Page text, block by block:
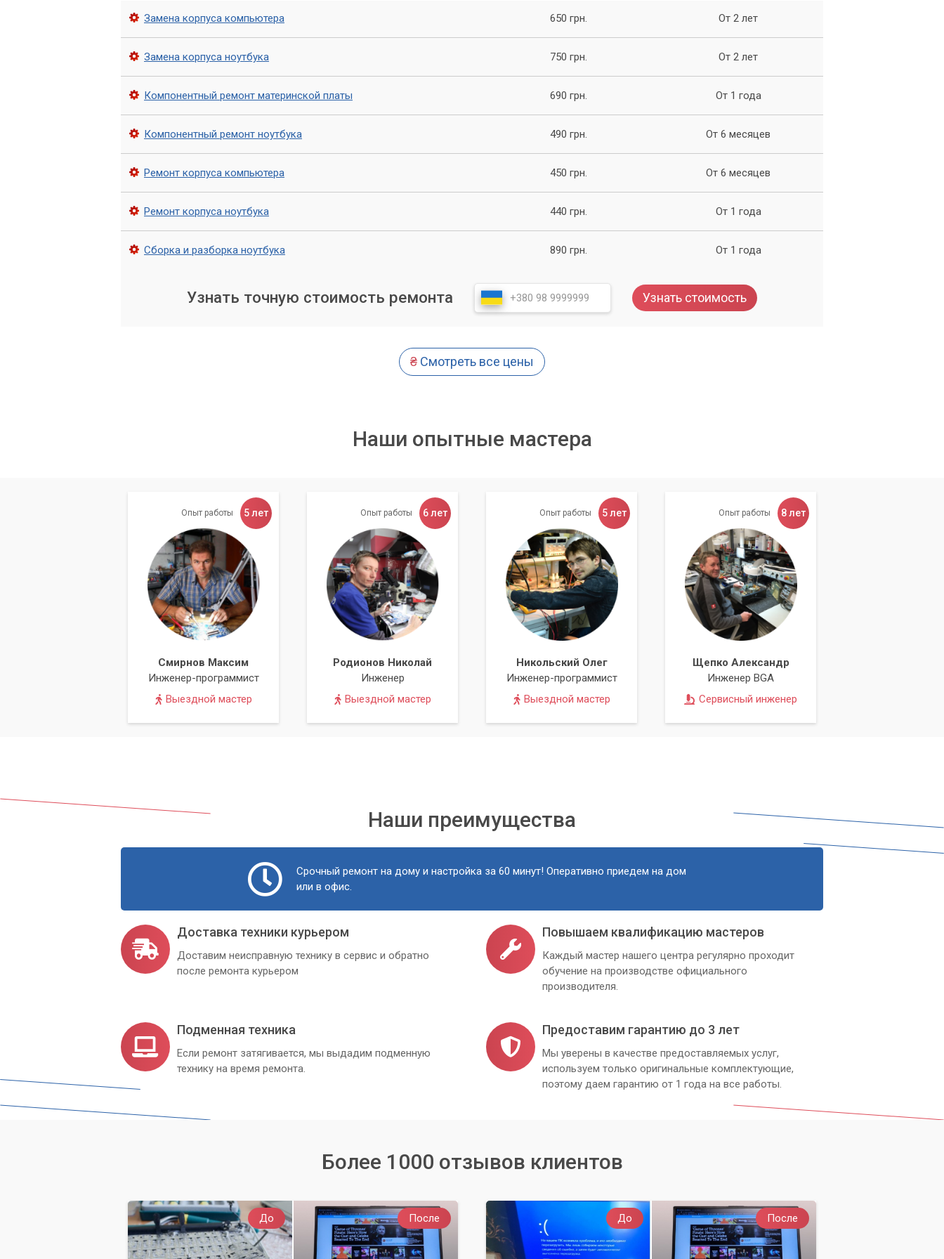
профессиональные советы по оптимизации работы вашего компьютера, чтобы избежать подобных
проблем в будущем.
Замена корпуса компьютера 650 грн. От 2 лет
Замена корпуса ноутбука 750 грн. От 2 лет
Компонентный ремонт материнской платы 690 грн. От 1 года
Компонентный ремонт ноутбука 490 грн. От 6 месяцев
Ремонт корпуса компьютера 450 грн. От 6 месяцев
Ремонт корпуса ноутбука 440 грн. От 1 года
Сборка и разборка ноутбука 890 грн. От 1 года
Узнать точную стоимость ремонта Узнать стоимость
₴ Смотреть все цены
Наши опытные мастера
Опыт работы 5 лет
Смирнов Максим
Инженер-программист
Выездной мастер
Опыт работы 6 лет
Родионов Николай
Инженер
Выездной мастер
Опыт работы 5 лет
Никольский Олег
Инженер-программист
Выездной мастер
Опыт работы 8 лет
Щепко Александр
Инженер BGA
Сервисный инженер
Наши преимущества
Срочный ремонт на дому и настройка за 60 минут! Оперативно приедем на дом
или в офис.
Доставка техники курьером
Доставим неисправную технику в сервис и обратно
после ремонта курьером
Повышаем квалификацию мастеров
Каждый мастер нашего центра регулярно проходит
обучение на производстве официального
производителя.
Подменная техника
Если ремонт затягивается, мы выдадим подменную
технику на время ремонта.
Предоставим гарантию до 3 лет
Мы уверены в качестве предоставляемых услуг,
используем только оригинальные комплектующие,
поэтому даем гарантию от 1 года на все работы.
Более 1000 отзывов клиентов
До После До После